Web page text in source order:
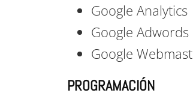
Google Analytics
Google Adwords
Google
PROGRAMACIÓN